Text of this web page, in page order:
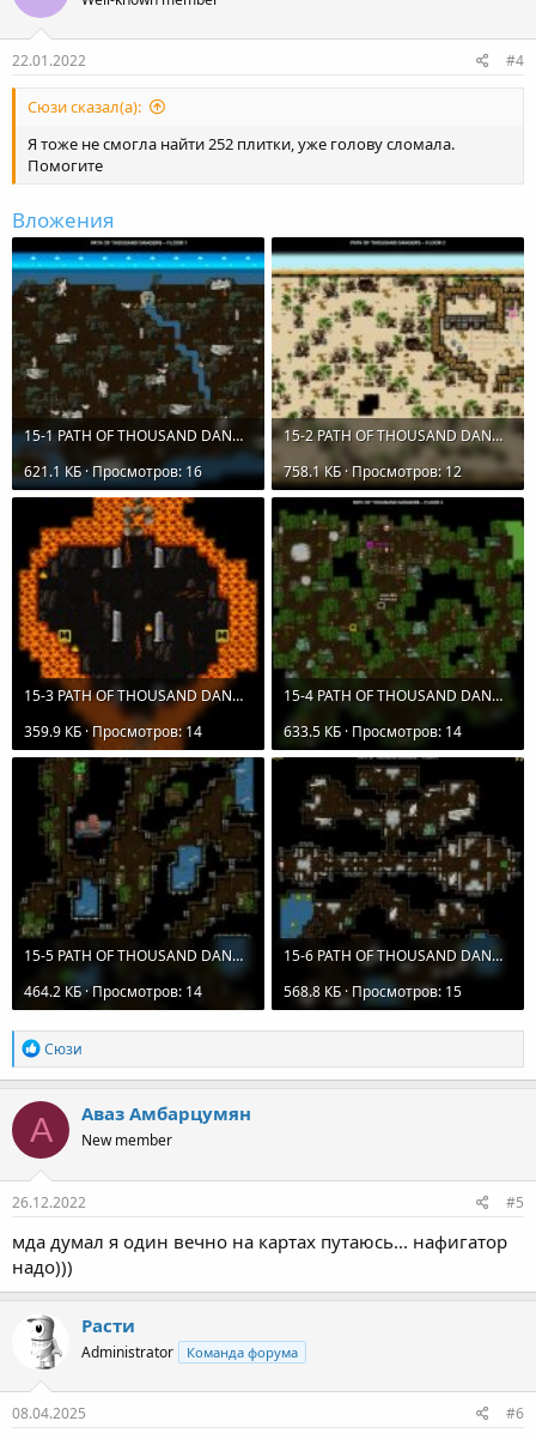
22.01.2022 #4
Сюзи сказал(а):
Я тоже не смогла найти 252 плитки, уже голову сломала.
Помогите
Вложения
15-1 PATH OF THOUSAND DANGERS.jpg
621.1 КБ · Просмотров: 16
15-2 PATH OF THOUSAND DANGERS.jpg
758.1 КБ · Просмотров: 12
15-3 PATH OF THOUSAND DANGERS.jpg
359.9 КБ · Просмотров: 14
15-4 PATH OF THOUSAND DANGERS.jpg
633.5 КБ · Просмотров: 14
15-5 PATH OF THOUSAND DANGERS.jpg
464.2 КБ · Просмотров: 14
15-6 PATH OF THOUSAND DANGERS.jpg
568.8 КБ · Просмотров: 15
R
e
a
c
t
o
n
s
Сюзи
А Аваз Амбарцумян
New member
26.12.2022 #5
мда думал я один вечно на картах путаюсь... нафигатор
надо)))
Расти
Administrator Команда форума
08.04.2025 #6